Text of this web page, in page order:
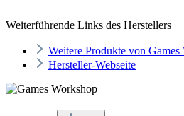
Weiterführende Links des Herstellers
Weitere Produkte von Games
Hersteller-Webseite